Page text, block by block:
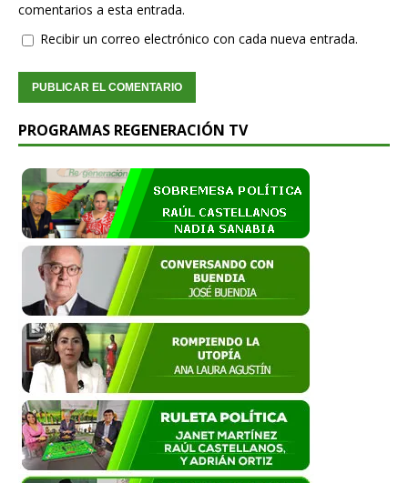
comentarios a esta entrada.
Recibir un correo electrónico con cada nueva entrada.
PROGRAMAS REGENERACIÓN TV